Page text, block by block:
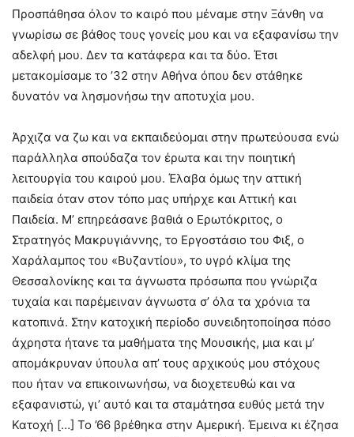
Προσπάθησα όλον το καιρό που μέναμε στην Ξάνθη να
γνωρίσω σε βάθος τους γονείς μου και να εξαφανίσω την
αδελφή μου. Δεν τα κατάφερα και τα δύο. Έτσι
μετακομίσαμε το ’32 στην Αθήνα όπου δεν στάθηκε
δυνατόν να λησμονήσω την αποτυχία μου.
Άρχιζα να ζω και να εκπαιδεύομαι στην πρωτεύουσα ενώ
παράλληλα σπούδαζα τον έρωτα και την ποιητική
λειτουργία του καιρού μου. Έλαβα όμως την αττική
παιδεία όταν στον τόπο μας υπήρχε και Αττική και
Παιδεία. Μ’ επηρεάσανε βαθιά ο Ερωτόκριτος, ο
Στρατηγός Μακρυγιάννης, το Εργοστάσιο του Φιξ, ο
Χαράλαμπος του «Βυζαντίου», το υγρό κλίμα της
Θεσσαλονίκης και τα άγνωστα πρόσωπα που γνώριζα
τυχαία και παρέμειναν άγνωστα σ’ όλα τα χρόνια τα
κατοπινά. Στην κατοχική περίοδο συνειδητοποίησα πόσο
άχρηστα ήτανε τα μαθήματα της Μουσικής, μια και μ’
απομάκρυναν ύπουλα απ’ τους αρχικούς μου στόχους
που ήταν να επικοινωνήσω, να διοχετευθώ και να
εξαφανιστώ, γι’ αυτό και τα σταμάτησα ευθύς μετά την
Κατοχή […] Το ’66 βρέθηκα στην Αμερική. Έμεινα κι έζησα